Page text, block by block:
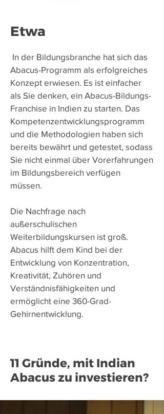
Etwa
In der Bildungsbranche hat sich das
Abacus-Programm als erfolgreiches
Konzept erwiesen. Es ist einfacher
als Sie denken, ein Abacus-Bildungs-
Franchise in Indien zu starten. Das
Kompetenzentwicklungsprogramm
und die Methodologien haben sich
bereits bewährt und getestet, sodass
Sie nicht einmal über Vorerfahrungen
im Bildungsbereich verfügen
müssen.
Die Nachfrage nach
außerschulischen
Weiterbildungskursen ist groß.
Abacus hilft dem Kind bei der
Entwicklung von Konzentration,
Kreativität, Zuhören und
Verständnisfähigkeiten und
ermöglicht eine 360-Grad-
Gehirnentwicklung.
11 Gründe, mit Indian
Abacus zu investieren?